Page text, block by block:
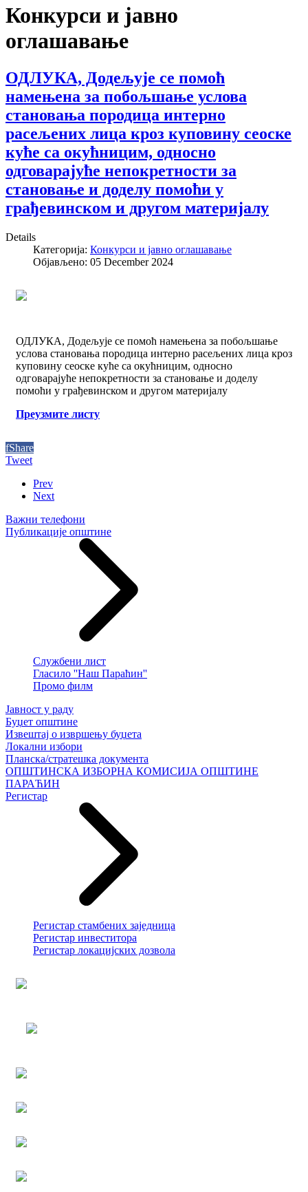
Конкурси и јавно
оглашавање
ОДЛУКА, Додељујe се помоћ
намењена за побољшање услова
становања породица интерно
расељених лица кроз куповину сеоске
куће са окућницим, односно
одговарајуће непокретности за
становање и доделу помоћи у
грађевинском и другом материјалу
Details
Категорија: Конкурси и јавно оглашавање
Објављено: 05 December 2024
ОДЛУКА, Додељујe се помоћ намењена за побољшање
услова становања породица интерно расељених лица кроз
куповину сеоске куће са окућницим, односно
одговарајуће непокретности за становање и доделу
помоћи у грађевинском и другом материјалу
Преузмите листу
fShare
Tweet
Prev
Next
Важни телефони
Публикације општине
Службени лист
Гласило ''Наш Параћин''
Промо филм
Јавност у раду
Буџет општине
Извештај о извршењу буџета
Локални избори
Планска/стратешка документа
ОПШТИНСКА ИЗБОРНА КОМИСИЈА ОПШТИНЕ
ПАРАЋИН
Регистар
Регистар стамбених заједница
Регистар инвеститора
Регистар локацијских дозвола